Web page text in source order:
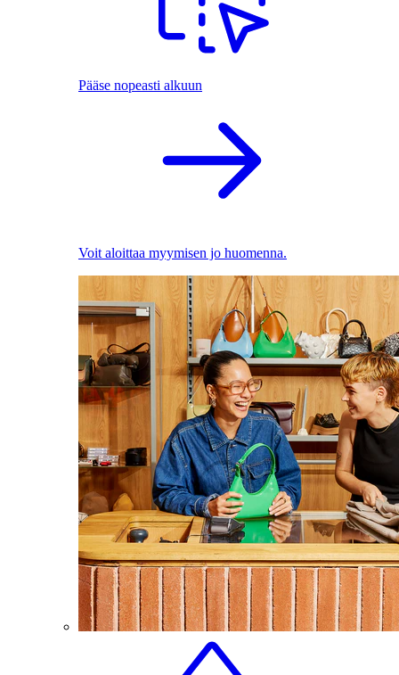
Pääse nopeasti alkuun
Voit aloittaa myymisen jo huomenna.